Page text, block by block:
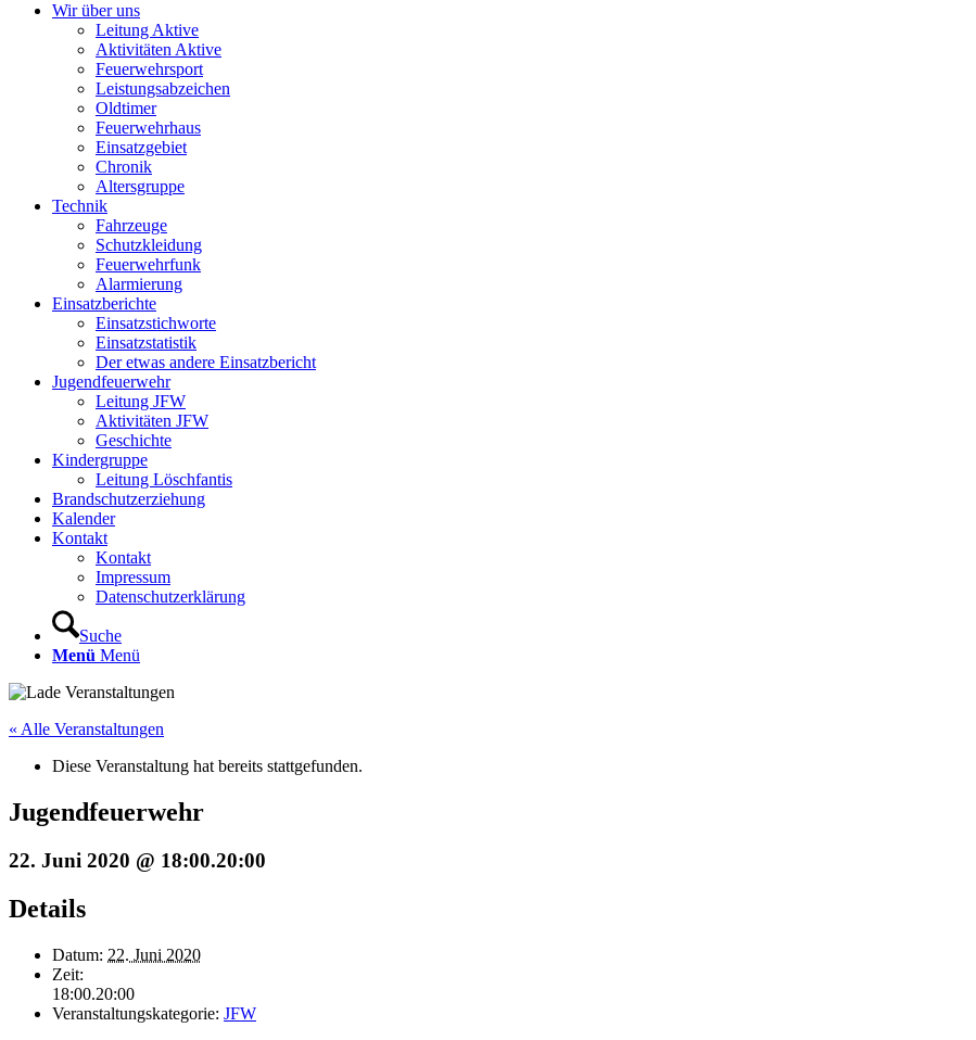
Wir über uns
Leitung Aktive
Aktivitäten Aktive
Feuerwehrsport
Leistungsabzeichen
Oldtimer
Feuerwehrhaus
Einsatzgebiet
Chronik
Altersgruppe
Technik
Fahrzeuge
Schutzkleidung
Feuerwehrfunk
Alarmierung
Einsatzberichte
Einsatzstichworte
Einsatzstatistik
Der etwas andere Einsatzbericht
Jugendfeuerwehr
Leitung JFW
Aktivitäten JFW
Geschichte
Kindergruppe
Leitung Löschfantis
Brandschutzerziehung
Kalender
Kontakt
Kontakt
Impressum
Datenschutzerklärung
Suche
Menü Menü
« Alle Veranstaltungen
Diese Veranstaltung hat bereits stattgefunden.
Jugendfeuerwehr
22. Juni 2020 @ 18:00.20:00
Details
Datum: 22. Juni 2020
Zeit:
18:00.20:00
Veranstaltungskategorie: JFW